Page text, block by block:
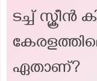
ടച്ച് സ്ക്രീൻ
ഏതാണ്?